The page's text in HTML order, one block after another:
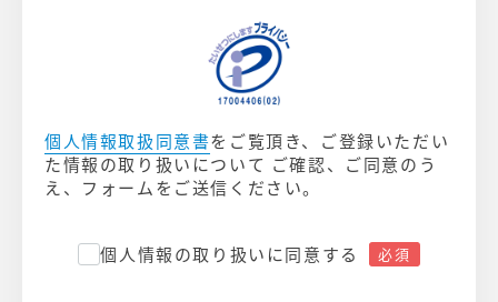
個人情報取扱同意書をご覧頂き、ご登録いただい
た情報の取り扱いについて ご確認、ご同意のう
え、フォームをご送信ください。
個人情報の取り扱いに同意する